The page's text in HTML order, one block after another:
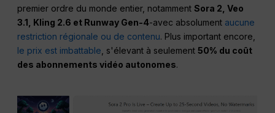
premier ordre du monde entier, notammentSora 2, Veo
3.1, Kling 2.6 et Runway Gen-4-avec absolument aucune
restriction régionale ou de contenu. Plus important encore,
le prix est imbattable , s'élevant à seulement50% du coût
des abonnements vidéo autonomes.